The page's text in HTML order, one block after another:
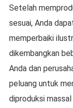
Setelah
sesuai, Anda
memperbaiki
dikembangkan
Anda dan
peluang untuk
diproduksi massal